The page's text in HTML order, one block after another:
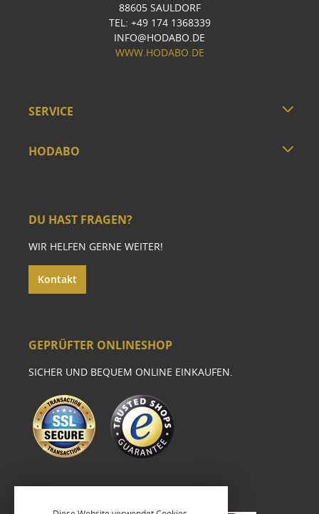
88605 SAULDORF
TEL: +49 174 1368339
INFO@HODABO.DE
WWW.HODABO.DE
SERVICE
HODABO
DU HAST FRAGEN?
WIR HELFEN GERNE WEITER!
Kontakt
GEPRÜFTER ONLINESHOP
SICHER UND BEQUEM ONLINE EINKAUFEN.